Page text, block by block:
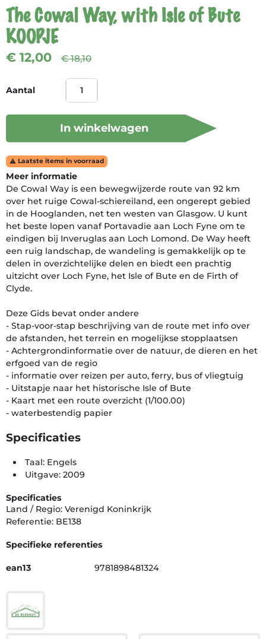
The Cowal Way, with Isle of Bute
KOOPJE
€ 12,00 € 18,10
Aantal
In winkelwagen
 Laatste items in voorraad
Meer informatie
De Cowal Way is een bewegwijzerde route van 92 km
over het ruige Cowal-schiereiland, een ongerept gebied
in de Hooglanden, net ten westen van Glasgow. U kunt
het beste lopen vanaf Portavadie aan Loch Fyne om te
eindigen bij Inveruglas aan Loch Lomond. De Way heeft
een ruig landschap, de wandeling is gemakkelijk op te
delen in overzichtelijke delen en biedt een prachtig
uitzicht over Loch Fyne, het Isle of Bute en de Firth of
Clyde.
Deze Gids bevat onder andere
- Stap-voor-stap beschrijving van de route met info over
de afstanden, het terrein en mogelijkse stopplaatsen
- Achtergrondinformatie over de natuur, de dieren en het
erfgoed van de regio
- informatie over reizen per auto, ferry, bus of vliegtuig
- Uitstapje naar het historische Isle of Bute
- Kaart met een route overzicht (1/100.00)
- waterbestendig papier
Specificaties
Taal: Engels
Uitgave: 2009
Specificaties
Land / Regio: Verenigd Koninkrijk
Referentie: BE138
Specifieke referenties
ean13 9781898481324